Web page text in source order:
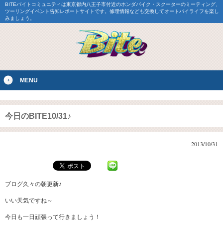
BITEバイトコミュニティは東京都内八王子市付近のホンダバイク・スクーターのミーティング、
ツーリングイベント告知レポートサイトです。修理情報なども交換してオートバイライフを楽し
みましょう。
MENU
今日のBITE10/31♪
2013/10/31
ブログ久々の朝更新♪
いい天気ですね～
今日も一日頑張って行きましょう！